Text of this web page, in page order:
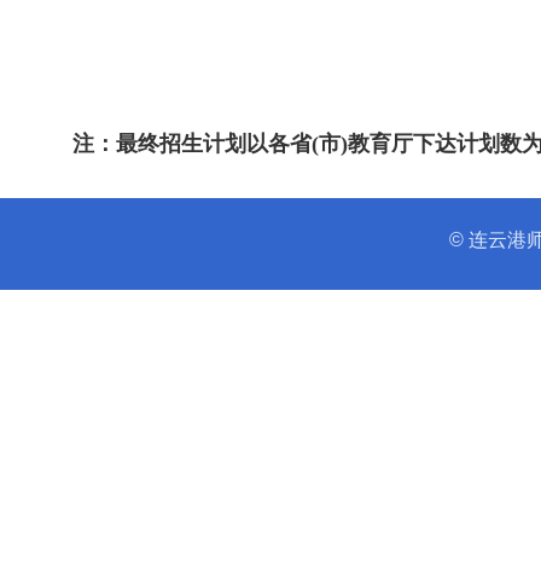
注：最终招生计划以各省(市)教育厅下达计划数
© 连云港